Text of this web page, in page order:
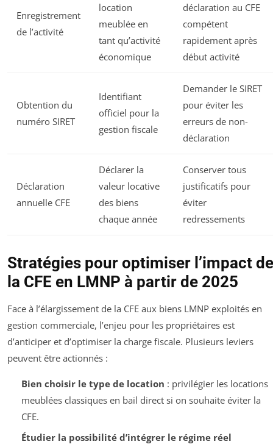
Enregistrement
de l’activité
location
meublée en
tant qu’activité
économique
déclaration au CFE
compétent
rapidement après
début activité
Obtention du
numéro SIRET
Identifiant
officiel pour la
gestion fiscale
Demander le SIRET
pour éviter les
erreurs de non-
déclaration
Déclaration
annuelle CFE
Déclarer la
valeur locative
des biens
chaque année
Conserver tous
justificatifs pour
éviter
redressements
Stratégies pour optimiser l’impact de
la CFE en LMNP à partir de 2025
Face à l’élargissement de la CFE aux biens LMNP exploités en
gestion commerciale, l’enjeu pour les propriétaires est
d’anticiper et d’optimiser la charge fiscale. Plusieurs leviers
peuvent être actionnés :
Bien choisir le type de location : privilégier les locations
meublées classiques en bail direct si on souhaite éviter la
CFE.
Étudier la possibilité d’intégrer le régime réel